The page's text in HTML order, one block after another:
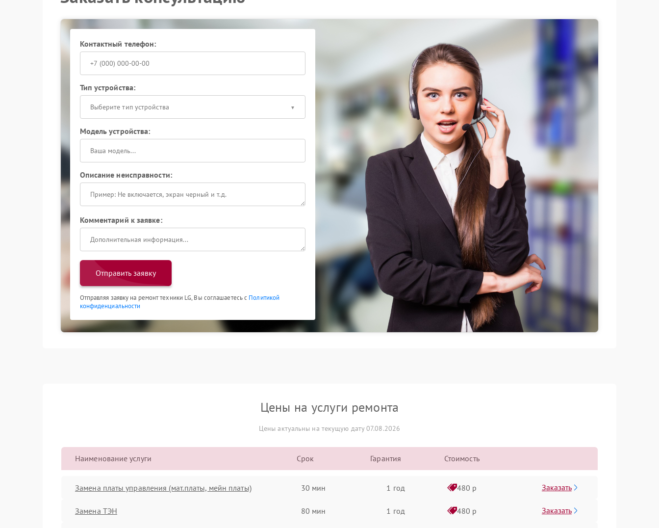
Контактный телефон:
Тип устройства:
Выберите тип устройства
Модель устройства:
Описание неисправности:
Комментарий к заявке:
Отправить заявку
Отправляя заявку на ремонт техники LG, Вы соглашаетесь с Политикой
конфиденциальности
Цены на услуги ремонта
Цены актуальны на текущую дату 07.08.2026
Наименование услуги Срок Гарантия Стоимость
Замена платы управления (мат.платы, мейн платы) 30 мин 1 год 480 р Заказать
Замена ТЭН 80 мин 1 год 480 р Заказать